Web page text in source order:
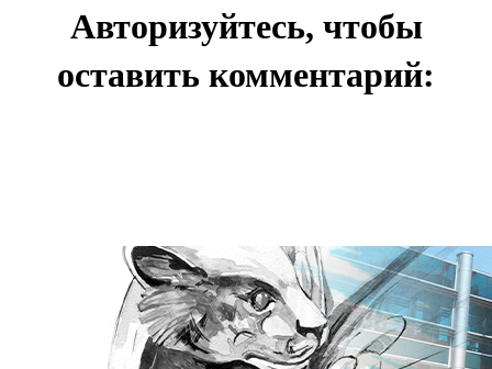
Авторизуйтесь, чтобы
оставить комментарий: